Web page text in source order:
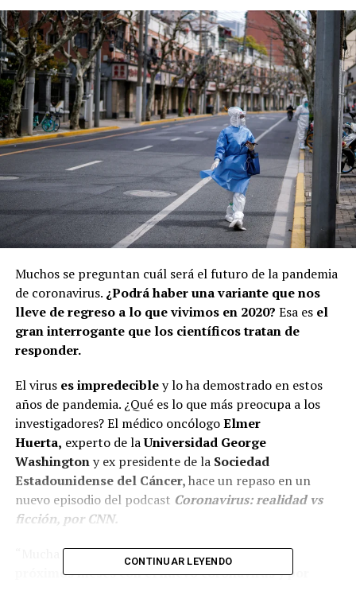
Muchos se preguntan cuál será el futuro de la pandemia
de coronavirus. ¿Podrá haber una variante que nos
lleve de regreso a lo que vivimos en 2020? Esa es el
gran interrogante que los científicos tratan de
responder.
El virus esimpredecibley lo ha demostrado en estos
años de pandemia. ¿Qué es lo que más preocupa a los
investigadores? El médico oncólogoElmer
Huerta, experto de laUniversidad George
Washingtony ex presidente de laSociedad
Estadounidense del Cáncer,hace un repaso en un
nuevo episodio del podcast Coronavirus: realidad vs
ficción, por CNN.
“Mucha gente se preguntaqué pasará en los
próximos meses con el nuevo coronavirus y por
CONTINUAR LEYENDO